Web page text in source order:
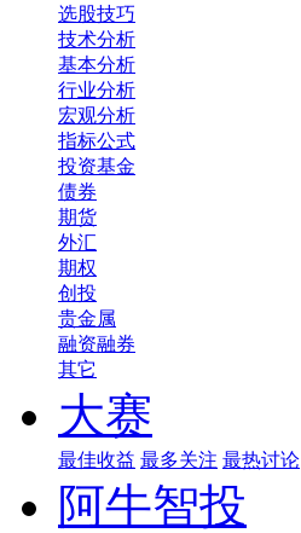
选股技巧
技术分析
基本分析
行业分析
宏观分析
指标公式
投资基金
债券
期货
外汇
期权
创投
贵金属
融资融券
其它
大赛
最佳收益 最多关注 最热讨论
阿牛智投